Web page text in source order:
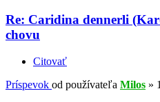
Re: Caridina dennerli
chovu
Citovať
Príspevok od používateľa Milos »